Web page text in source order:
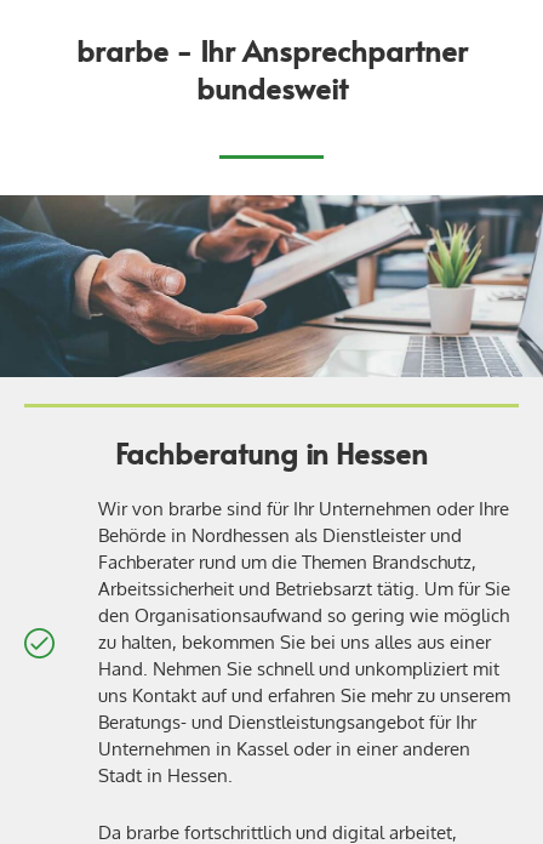
brarbe - Ihr Ansprechpartner
bundesweit
Fachberatung in Hessen
Wir von brarbe sind für Ihr Unternehmen oder Ihre
Behörde in Nordhessen als Dienstleister und
Fachberater rund um die Themen Brandschutz,
Arbeitssicherheit und Betriebsarzt tätig. Um für Sie
den Organisationsaufwand so gering wie möglich
zu halten, bekommen Sie bei uns alles aus einer
Hand. Nehmen Sie schnell und unkompliziert mit
uns Kontakt auf und erfahren Sie mehr zu unserem
Beratungs- und Dienstleistungsangebot für Ihr
Unternehmen in Kassel oder in einer anderen
Stadt in Hessen.
Da brarbe fortschrittlich und digital arbeitet,